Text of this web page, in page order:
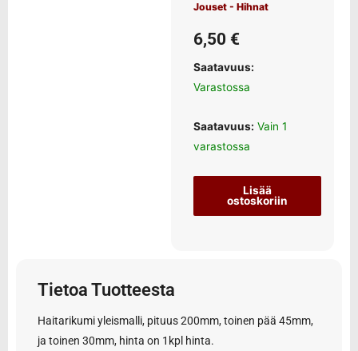
Jouset - Hihnat
6,50 €
Saatavuus:
Varastossa
Saatavuus: Vain 1
varastossa
Lisää
ostoskoriin
Tietoa Tuotteesta
Haitarikumi yleismalli, pituus 200mm, toinen pää 45mm,
ja toinen 30mm, hinta on 1kpl hinta.